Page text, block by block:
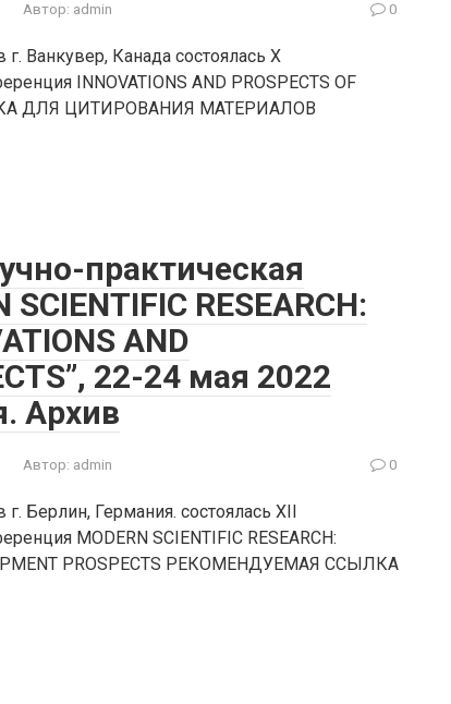
Автор: admin 0
Ванкувер, Канада состоялась X
INNOVATIONS AND PROSPECTS OF
ДЛЯ ЦИТИРОВАНИЯ МАТЕРИАЛОВ
практическая
RESEARCH:
AND
22-24 мая 2022
Архив
Автор: admin 0
Берлин, Германия. состоялась XII
MODERN SCIENTIFIC RESEARCH:
PROSPECTS РЕКОМЕНДУЕМАЯ ССЫЛКА